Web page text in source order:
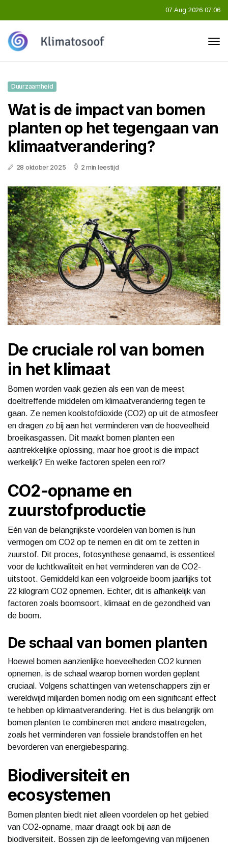
07 Aug 2026 07:06
Duurzaamheid
Wat is de impact van bomen
planten op het tegengaan van
klimaatverandering?
28 oktober 2025 2 min leestijd
De cruciale rol van bomen
in het klimaat
Bomen worden vaak gezien als een van de meest
doeltreffende middelen om klimaatverandering tegen te
gaan. Ze nemen koolstofdioxide (CO2) op uit de atmosfeer
en dragen zo bij aan het verminderen van de hoeveelheid
broeikasgassen. Dit maakt bomen planten een
aantrekkelijke oplossing, maar hoe groot is die impact
werkelijk? En welke factoren spelen een rol?
CO2-opname en
zuurstofproductie
Eén van de belangrijkste voordelen van bomen is hun
vermogen om CO2 op te nemen en dit om te zetten in
zuurstof. Dit proces, fotosynthese genaamd, is essentieel
voor de luchtkwaliteit en het verminderen van de CO2-
uitstoot. Gemiddeld kan een volgroeide boom jaarlijks tot
22 kilogram CO2 opnemen. Echter, dit is afhankelijk van
factoren zoals boomsoort, klimaat en de gezondheid van
de boom.
De schaal van bomen planten
Hoewel bomen aanzienlijke hoeveelheden CO2 kunnen
opnemen, is de schaal waarop bomen worden geplant
cruciaal. Volgens schattingen van wetenschappers zijn er
wereldwijd miljarden bomen nodig om een significant effect
te hebben op klimaatverandering. Het is dus belangrijk om
bomen planten te combineren met andere maatregelen,
zoals het verminderen van fossiele brandstoffen en het
bevorderen van energiebesparing.
Biodiversiteit en
ecosystemen
Bomen planten biedt niet alleen voordelen op het gebied
van CO2-opname, maar draagt ook bij aan de
biodiversiteit. Bossen zijn de leefomgeving van miljoenen